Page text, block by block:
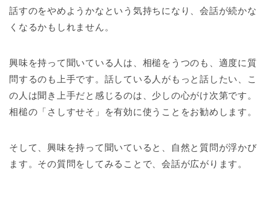
話すのをやめようかなという気持ちになり、会話が続かな
くなるかもしれません。
興味を持って聞いている人は、相槌をうつのも、適度に質
問するのも上手です。話している人がもっと話したい、こ
の人は聞き上手だと感じるのは、少しの心がけ次第です。
相槌の「さしすせそ」を有効に使うことをお勧めします。
そして、興味を持って聞いていると、自然と質問が浮かび
ます。その質問をしてみることで、会話が広がります。